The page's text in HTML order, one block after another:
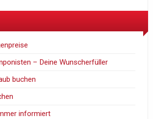
– Deine Wunscherfüller
buchen
informiert